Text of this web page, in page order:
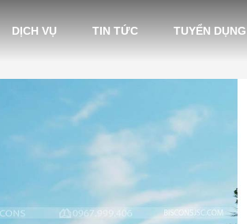
DỊCH VỤ TIN TỨC TUYỂN DỤNG